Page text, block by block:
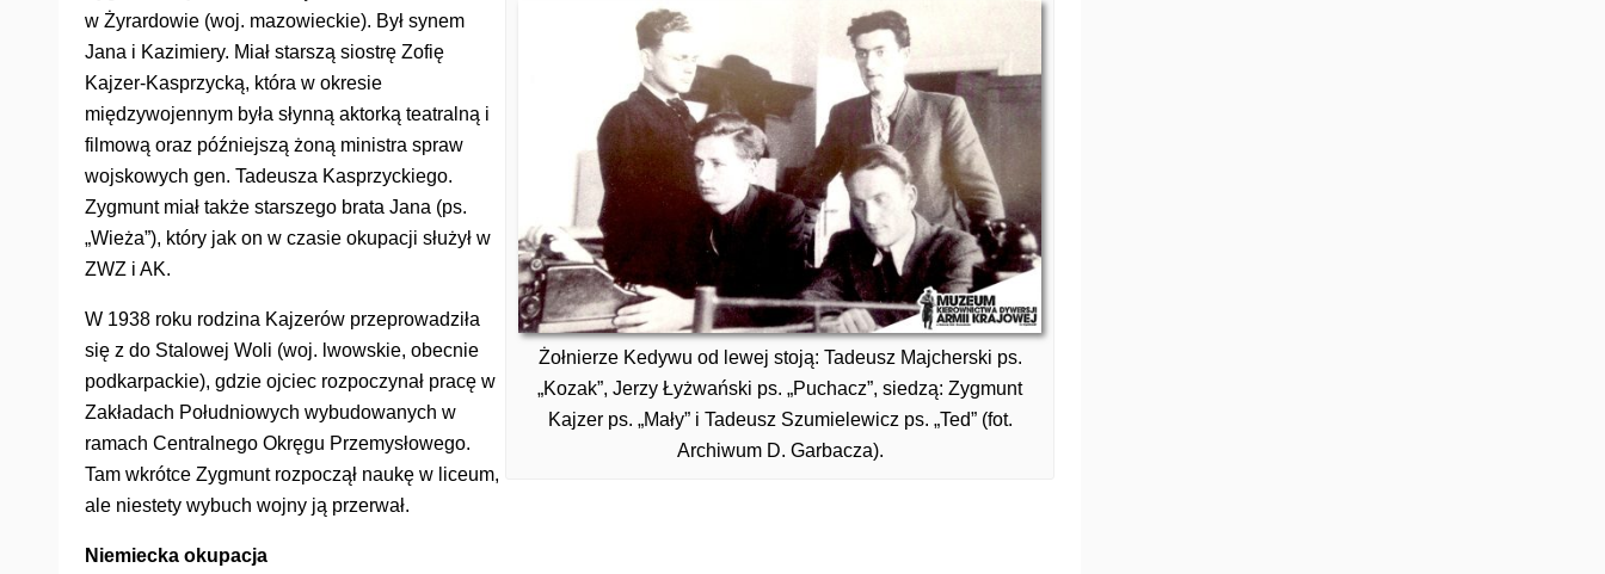
Żołnierze Kedywu od lewej stoją: Tadeusz Majcherski ps.
„Kozak”, Jerzy Łyżwański ps. „Puchacz”, siedzą: Zygmunt
Kajzer ps. „Mały” i Tadeusz Szumielewicz ps. „Ted” (fot.
Archiwum D. Garbacza).
w Żyrardowie (woj. mazowieckie). Był synem
Jana i Kazimiery. Miał starszą siostrę Zofię
Kajzer-Kasprzycką, która w okresie
międzywojennym była słynną aktorką teatralną i
filmową oraz późniejszą żoną ministra spraw
wojskowych gen. Tadeusza Kasprzyckiego.
Zygmunt miał także starszego brata Jana (ps.
„Wieża”), który jak on w czasie okupacji służył w
ZWZ i AK.
W 1938 roku rodzina Kajzerów przeprowadziła
się z do Stalowej Woli (woj. lwowskie, obecnie
podkarpackie), gdzie ojciec rozpoczynał pracę w
Zakładach Południowych wybudowanych w
ramach Centralnego Okręgu Przemysłowego.
Tam wkrótce Zygmunt rozpoczął naukę w liceum,
ale niestety wybuch wojny ją przerwał.
Niemiecka okupacja